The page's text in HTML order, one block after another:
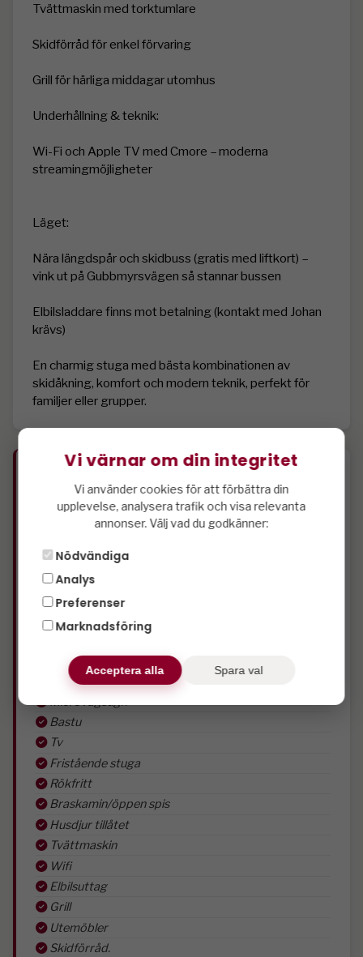
Tvättmaskin med torktumlare
Skidförråd för enkel förvaring
Grill för härliga middagar utomhus
Underhållning & teknik:
Wi-Fi och Apple TV med Cmore – moderna
streamingmöjligheter
Läget:
Nära längdspår och skidbuss (gratis med liftkort) –
vink ut på Gubbmyrsvägen så stannar bussen
Elbilsladdare finns mot betalning (kontakt med Johan
krävs)
En charmig stuga med bästa kombinationen av
skidåkning, komfort och modern teknik, perfekt för
familjer eller grupper.
Specifikation
3 st sovrum
2 st wc
1 st våningar
2 st våningssängar
2 st dubbelsängar
Frys
Diskmaskin
Bastu
Tv
Fristående stuga
Rökfritt
Braskamin/öppen spis
Husdjur tillåtet
Tvättmaskin
Wifi
Elbilsuttag
Grill
Utemöbler
Skidförråd.
Vi värnar om din integritet
Vi använder cookies för att förbättra din
upplevelse, analysera trafik och visa relevanta
annonser. Välj vad du godkänner:
Nödvändiga
Analys
Preferenser
Marknadsföring
Acceptera alla Spara val